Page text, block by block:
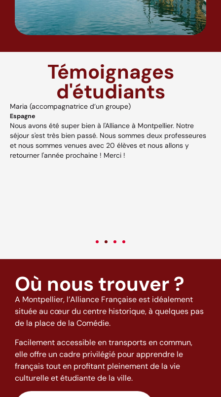
Témoignages
d'étudiants
Maria (accompagnatrice d’un groupe)
Espagne
Nous avons été super bien à l'Alliance à Montpellier. Notre
séjour s'est très bien passé. Nous sommes deux professeures
et nous sommes venues avec 20 élèves et nous allons y
retourner l'année prochaine ! Merci !
Où nous trouver ?
A Montpellier, l’Alliance Française est idéalement
située au cœur du centre historique, à quelques pas
de la place de la Comédie.
Facilement accessible en transports en commun,
elle offre un cadre privilégié pour apprendre le
français tout en profitant pleinement de la vie
culturelle et étudiante de la ville.